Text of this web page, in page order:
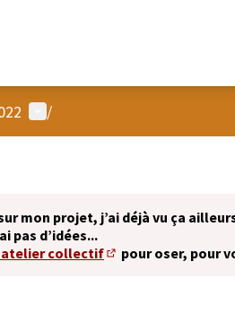
Menu utilisateur
/
mon projet, j’ai déjà vu ça
pas d’idées...
collectif
(S'ouvre dans un
pour oser, pour